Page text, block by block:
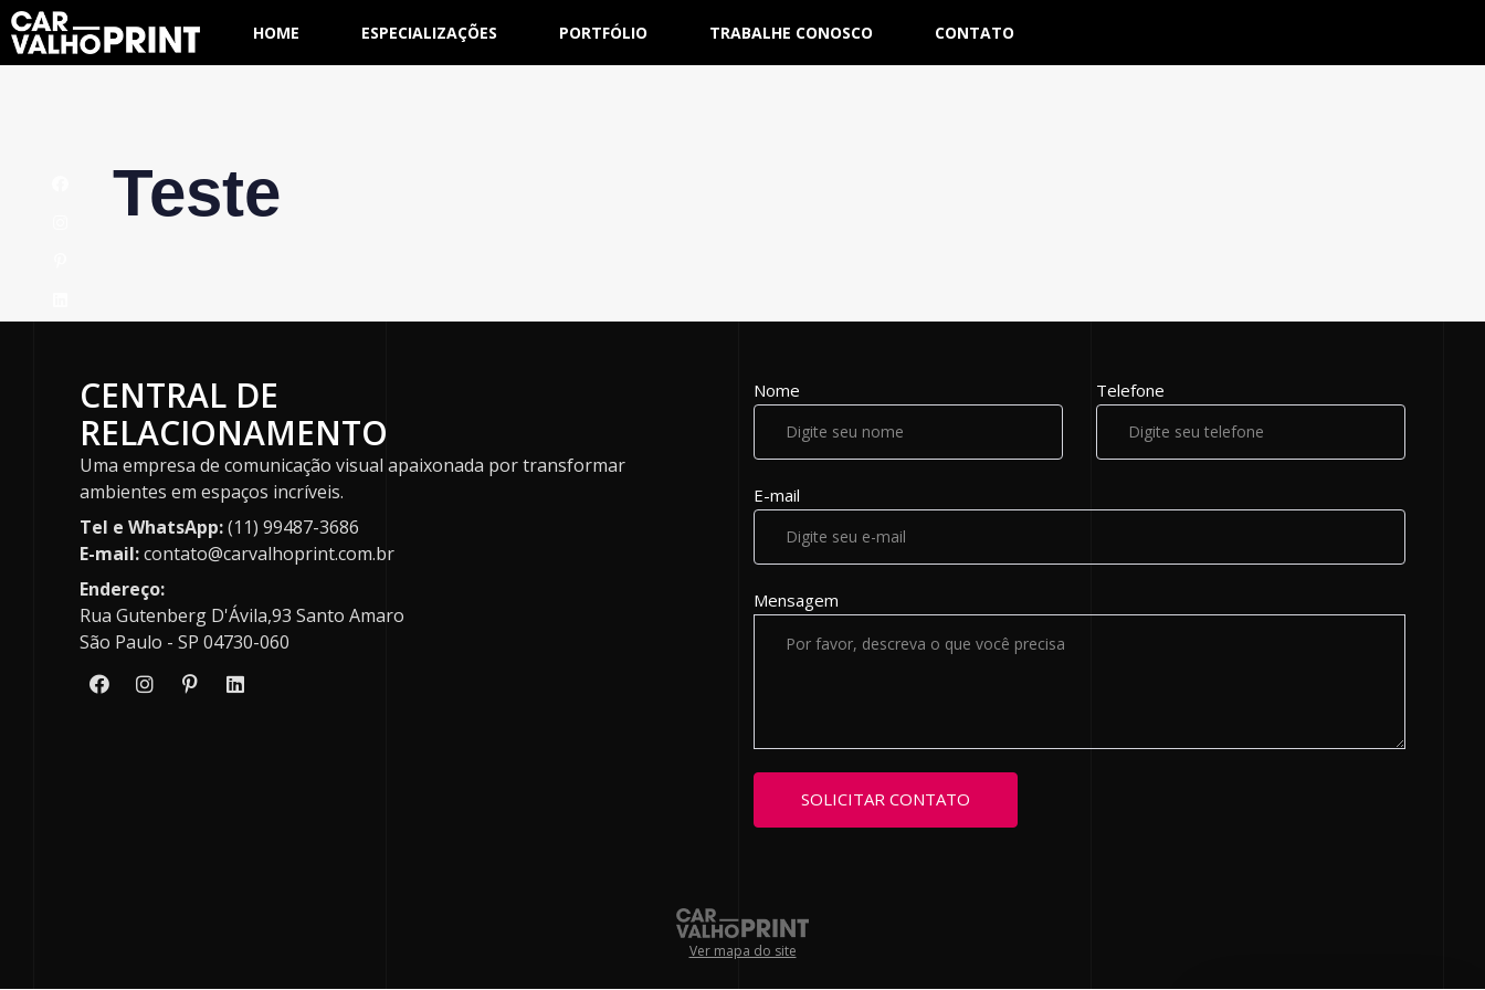
HOME ESPECIALIZAÇÕES PORTFÓLIO TRABALHE CONOSCO CONTATO
Teste
CENTRAL DE
RELACIONAMENTO
Uma empresa de comunicação visual apaixonada por transformar
ambientes em espaços incríveis.
Tel e WhatsApp:(11) 99487-3686
E-mail:contato@carvalhoprint.com.br
Endereço:
Rua Gutenberg D'Ávila,93 Santo Amaro
São Paulo - SP 04730-060
Nome Telefone
E-mail
Mensagem
Ver mapa do site